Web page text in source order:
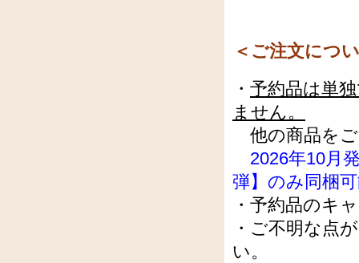
＜ご注文につ
・ 予約品は単
ません。
他の商品をご
2026年10月
弾】のみ同梱
・予約品のキ
・ご不明な点
い。